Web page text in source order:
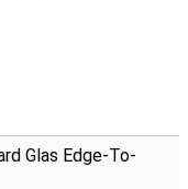
Glas Edge-To-